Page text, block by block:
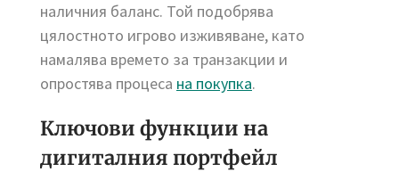
наличния баланс. Той подобрява
цялостното игрово изживяване, като
намалява времето за транзакции и
опростява процеса на покупка.
Ключови функции на
дигиталния портфейл